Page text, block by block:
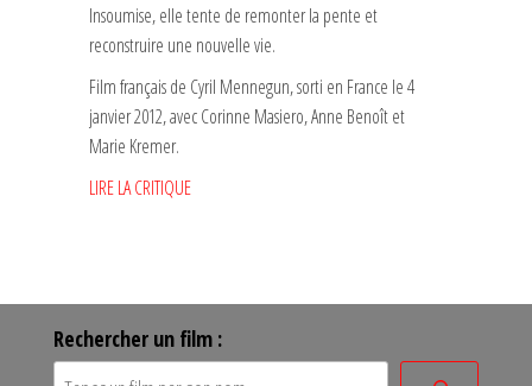
Insoumise, elle tente de remonter la pente et
reconstruire une nouvelle vie.
Film français de Cyril Mennegun, sorti en France le 4
janvier 2012, avec Corinne Masiero, Anne Benoît et
Marie Kremer.
LIRE LA CRITIQUE
Rechercher un film :